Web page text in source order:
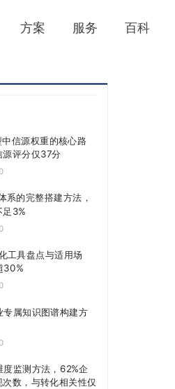
方案 服务 百科
信源权重的核心路
源评分仅37分
系的完整搭建方法，
足3%
工具盘点与适用场
30%
专属知识图谱构建方
度监测方法，62%企
数，与转化相关性仅